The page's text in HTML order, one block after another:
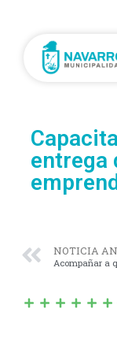
entrega
NOTICIA